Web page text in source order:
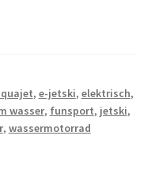
, e-jetski, elektrisch,
wasser, funsport, jetski,
, wassermotorrad